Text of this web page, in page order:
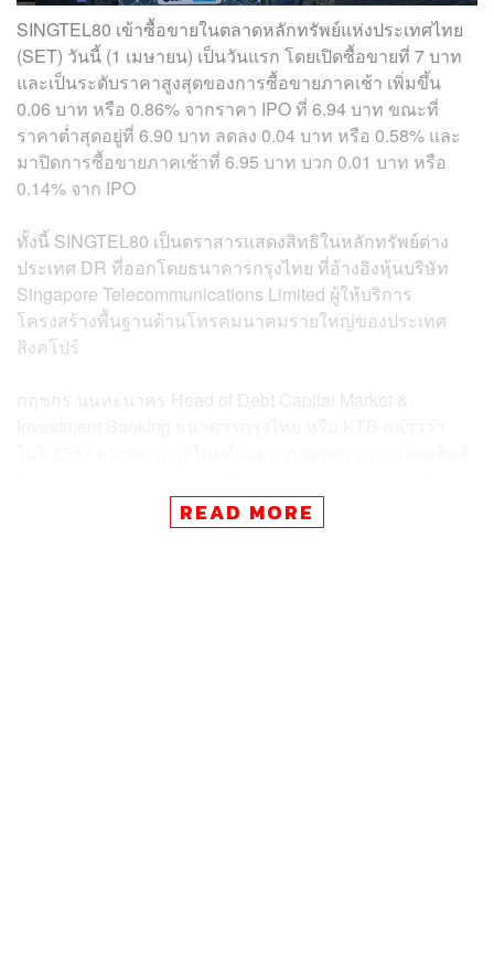
SINGTEL80 เข้าซื้อขายในตลาดหลักทรัพย์แห่งประเทศไทย
(SET) วันนี้ (1 เมษายน) เป็นวันแรก โดยเปิดซื้อขายที่ 7 บาท
และเป็นระดับราคาสูงสุดของการซื้อขายภาคเช้า เพิ่มขึ้น
0.06 บาท หรือ 0.86% จากราคา IPO ที่ 6.94 บาท ขณะที่
ราคาต่ำสุดอยู่ที่ 6.90 บาท ลดลง 0.04 บาท หรือ 0.58% และ
มาปิดการซื้อขายภาคเช้าที่ 6.95 บาท บวก 0.01 บาท หรือ
0.14% จาก IPO
ทั้งนี้ SINGTEL80 เป็นตราสารแสดงสิทธิในหลักทรัพย์ต่าง
ประเทศ DR ที่ออกโดยธนาคารกรุงไทย ที่อ้างอิงหุ้นบริษัท
Singapore Telecommunications Limited ผู้ให้บริการ
โครงสร้างพื้นฐานด้านโทรคมนาคมรายใหญ่ของประเทศ
สิงคโปร์
กฤชกร นนทะนาคร Head of Debt Capital Market &
หลักทรัพย์ต่างประเทศ (DRx) จำนวนรวมมากกว่า 10 ตัว
โดยมีหลักทรัพย์อ้างอิงหลากหลาย ทั้งหุ้นในตลาด
READ MORE